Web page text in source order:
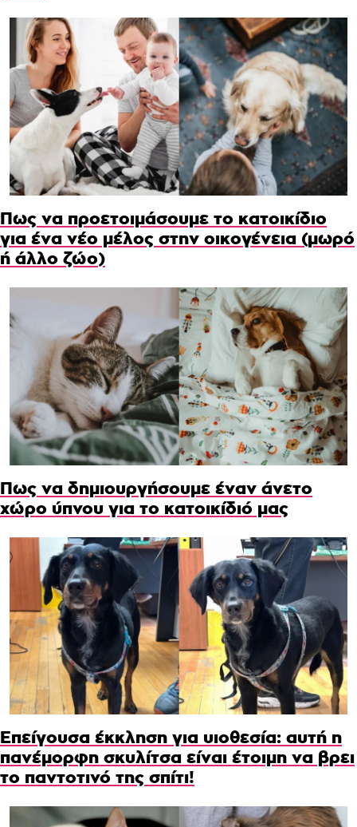
Πως να προετοιμάσουμε το κατοικίδιο
για ένα νέο μέλος στην οικογένεια (μωρό
ή άλλο ζώο)
Πως να δημιουργήσουμε έναν άνετο
χώρο ύπνου για το κατοικίδιό μας
Επείγουσα έκκληση για υιοθεσία: αυτή η
πανέμορφη σκυλίτσα είναι έτοιμη να βρει
το παντοτινό της σπίτι!